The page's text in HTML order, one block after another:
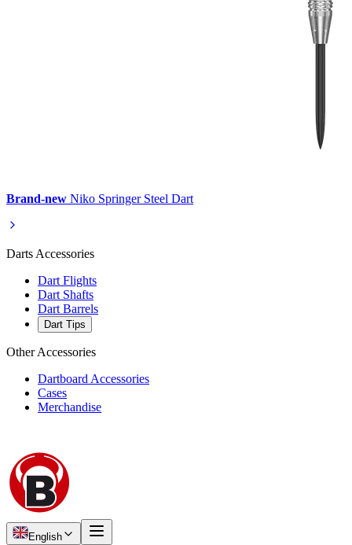
Brand-new Niko Springer Steel Dart
Darts Accessories
Dart Flights
Dart Shafts
Dart Barrels
Dart Tips
Other Accessories
Dartboard Accessories
Cases
Merchandise
English